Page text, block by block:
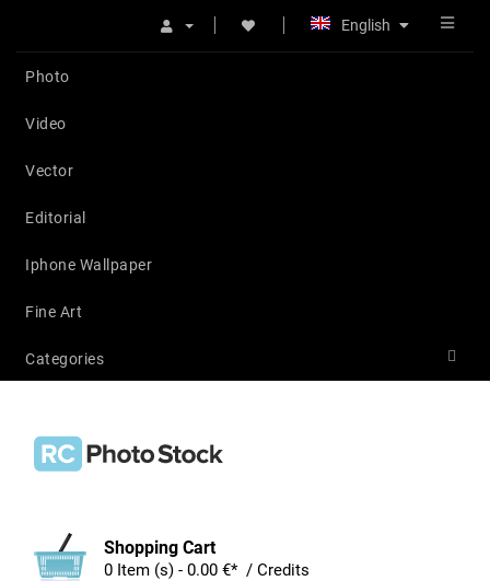
English
Photo
Video
Vector
Editorial
Iphone Wallpaper
Fine Art
Categories
Shopping Cart
0 Item (s) - 0.00 €* / Credits